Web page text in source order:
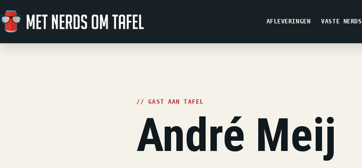
Ga naar de inhoud
AFLEVERINGEN VASTE NERDS
// GAST AAN TAFEL
André Meij